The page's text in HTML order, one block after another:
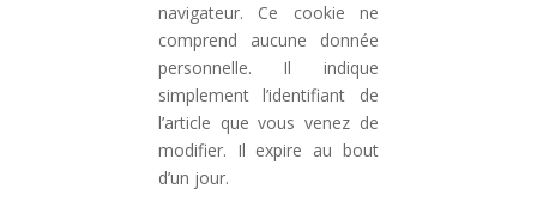
navigateur. Ce cookie ne
comprend aucune donnée
personnelle. Il indique
simplement l’identifiant de
l’article que vous venez de
modifier. Il expire au bout
d’un jour.